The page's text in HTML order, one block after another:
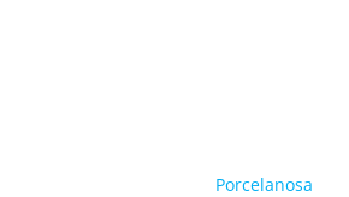
Porcelanosa